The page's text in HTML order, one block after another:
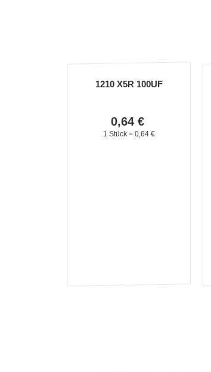
1210 X5R 100UF
0,64 €
1 Stück = 0, 64 €